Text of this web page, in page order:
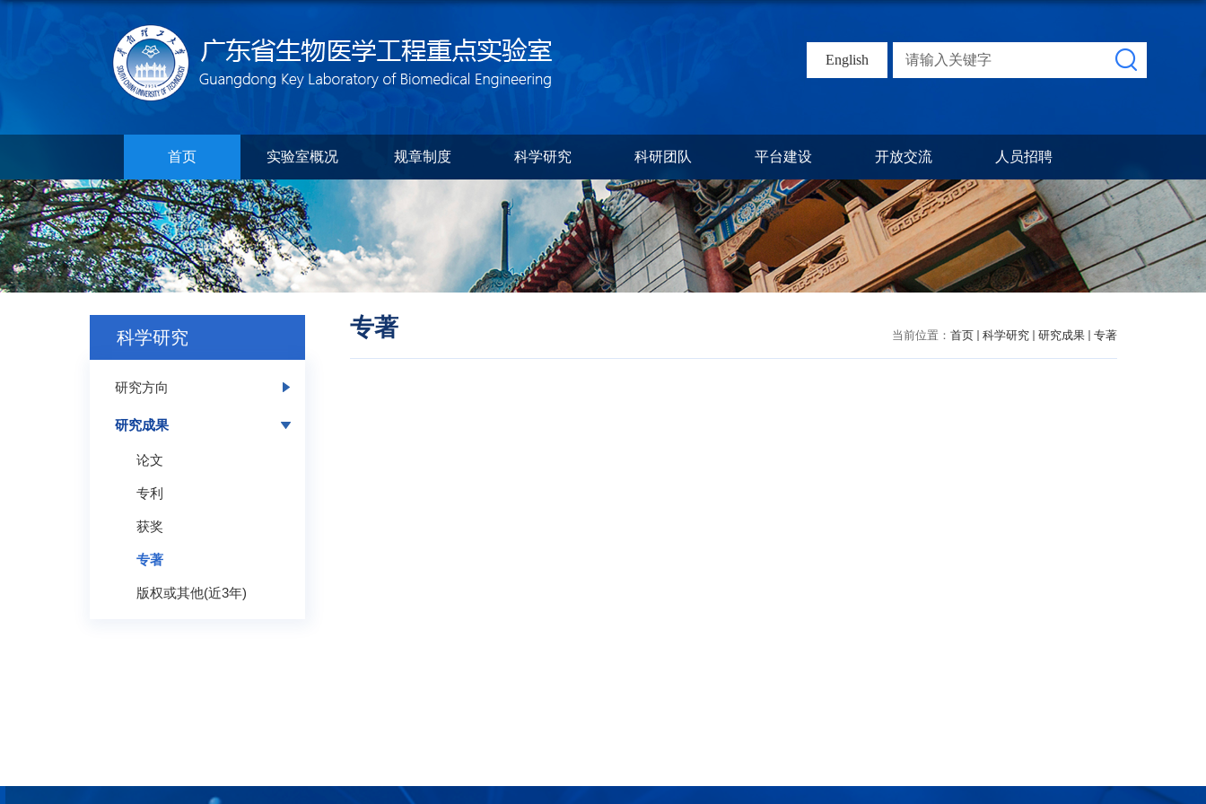
English
首页 实验室概况 规章制度 科学研究 科研团队 平台建设 开放交流 人员招聘
科学研究
研究方向
研究成果
论文
专利
获奖
专著
版权或其他(近3年)
当前位置： 首页 科学研究 研究成果 专著
专著